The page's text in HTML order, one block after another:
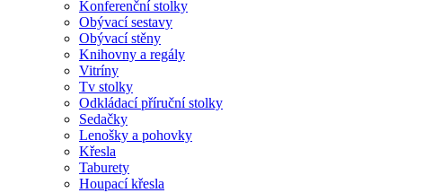
Konferenční stolky
Obývací sestavy
Obývací stěny
Knihovny a regály
Vitríny
Tv stolky
Odkládací příruční stolky
Sedačky
Lenošky a pohovky
Křesla
Taburety
Houpací křesla